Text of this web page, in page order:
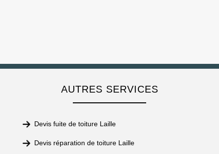
AUTRES SERVICES
Devis fuite de toiture Laille
Devis réparation de toiture Laille